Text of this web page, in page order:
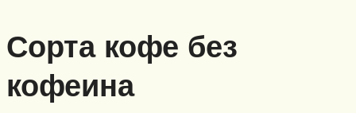
Сорта кофе без
кофеина